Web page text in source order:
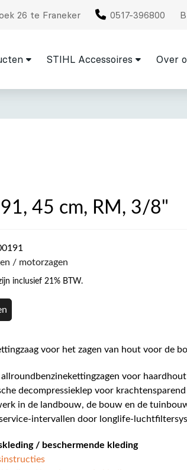
26 te Franeker 0517-396800
STIHL Accessoires Over
45 cm, RM, 3/8"
/ motorzagen
inclusief 21% BTW.
voor het zagen van hout voor de
voor
decompressieklep voor
in de landbouw, de bouw en de
service-intervallen door longlife-
/ beschermende kleding